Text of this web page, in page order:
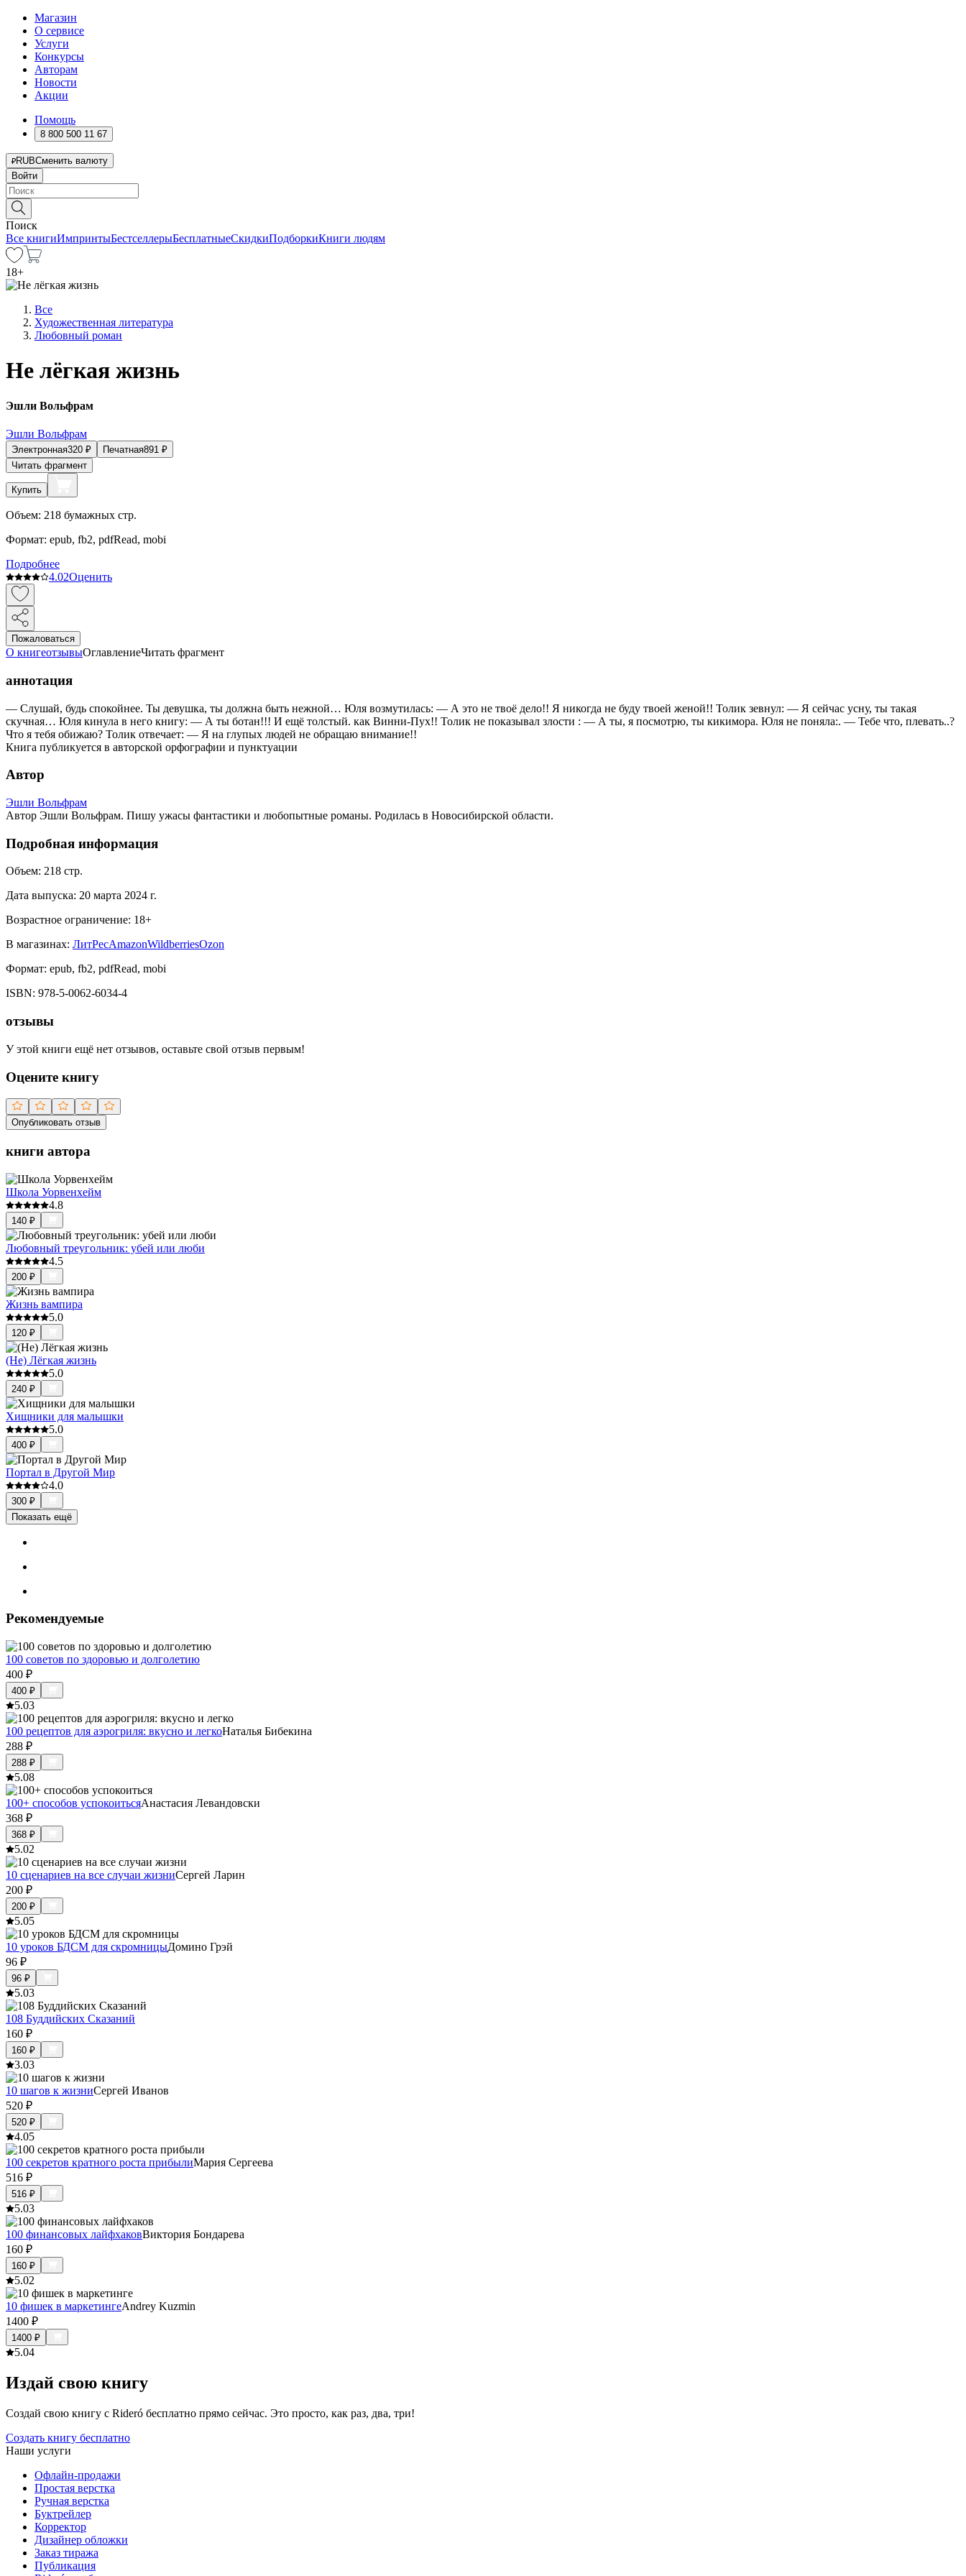
Магазин
О сервисе
Услуги
Конкурсы
Авторам
Новости
Акции
Помощь
8 800 500 11 67
RUBСменить валюту
Войти
Поиск
Все книгиИмпринтыБестселлерыБесплатныеСкидкиПодборкиКниги людям
18+
Все
Художественная литература
Любовный роман
Не лёгкая жизнь
Эшли Вольфрам
Эшли Вольфрам
Электронная320 ₽ Печатная891 ₽
Читать фрагмент
Купить
Объем: 218 бумажных стр.
Формат: epub, fb2, pdfRead, mobi
Подробнее
4.02Оценить
Пожаловаться
О книгеотзывыОглавлениеЧитать фрагмент
аннотация
— Слушай, будь спокойнее. Ты девушка, ты должна быть нежной… Юля возмутилась: — А это не твоё дело!! Я никогда не буду твоей женой!! Толик зевнул: — Я сейчас усну, ты такая
скучная… Юля кинула в него книгу: — А ты ботан!!! И ещё толстый. как Винни-Пух!! Толик не показывал злости : — А ты, я посмотрю, ты кикимора. Юля не поняла:. — Тебе что, плевать..?
Что я тебя обижаю? Толик отвечает: — Я на глупых людей не обращаю внимание!!
Книга публикуется в авторской орфографии и пунктуации
Автор
Эшли Вольфрам
Автор Эшли Вольфрам. Пишу ужасы фантастики и любопытные романы. Родилась в Новосибирской области.
Подробная информация
Объем: 218 стр.
Дата выпуска: 20 марта 2024 г.
Возрастное ограничение: 18+
В магазинах: ЛитРесAmazonWildberriesOzon
Формат: epub, fb2, pdfRead, mobi
ISBN: 978-5-0062-6034-4
отзывы
У этой книги ещё нет отзывов, оставьте свой отзыв первым!
Оцените книгу
Опубликовать отзыв
книги автора
Школа Уорвенхейм
4.8
140 ₽
Любовный треугольник: убей или люби
4.5
200 ₽
Жизнь вампира
5.0
120 ₽
(Не) Лёгкая жизнь
5.0
240 ₽
Хищники для малышки
5.0
400 ₽
Портал в Другой Мир
4.0
300 ₽
Показать ещё
Рекомендуемые
100 советов по здоровью и долголетию
400 ₽
400 ₽
5.03
100 рецептов для аэрогриля: вкусно и легкоНаталья Бибекина
288 ₽
288 ₽
5.08
100+ способов успокоитьсяАнастасия Левандовски
368 ₽
368 ₽
5.02
10 сценариев на все случаи жизниСергей Ларин
200 ₽
200 ₽
5.05
10 уроков БДСМ для скромницыДомино Грэй
96 ₽
96 ₽
5.03
108 Буддийских Сказаний
160 ₽
160 ₽
3.03
10 шагов к жизниСергей Иванов
520 ₽
520 ₽
4.05
100 секретов кратного роста прибылиМария Сергеева
516 ₽
516 ₽
5.03
100 финансовых лайфхаковВиктория Бондарева
160 ₽
160 ₽
5.02
10 фишек в маркетингеAndrey Kuzmin
1400 ₽
1400 ₽
5.04
Издай свою книгу
Создай свою книгу с Rideró бесплатно прямо сейчас. Это просто, как раз, два, три!
Создать книгу бесплатно
Наши услуги
Офлайн-продажи
Простая верстка
Ручная верстка
Буктрейлер
Корректор
Дизайнер обложки
Заказ тиража
Публикация